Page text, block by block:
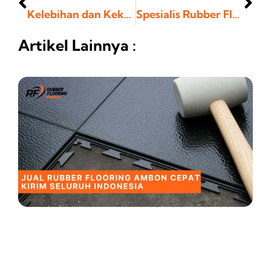
Kelebihan dan Kekurangan Lantai Karet untuk Playground Spesialis Rubber Flooring Terbaik dan Bergaransi
Artikel Lainnya :